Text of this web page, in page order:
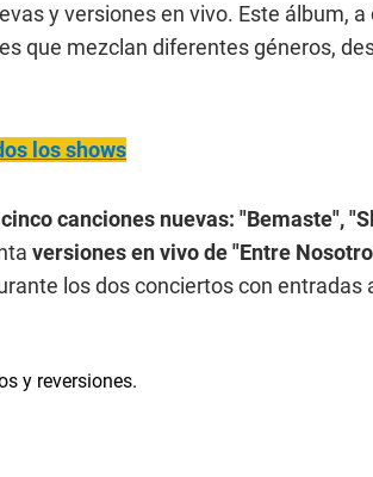
y versiones en vivo. Este álbum, a
que mezclan diferentes géneros,
los shows
canciones nuevas: "Bemaste",
versiones en vivo de "Entre
los dos conciertos con entradas